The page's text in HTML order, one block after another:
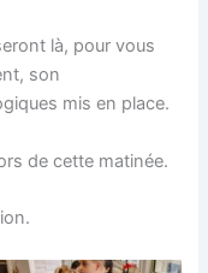
là, pour vous
son
mis en place.
de cette matinée.